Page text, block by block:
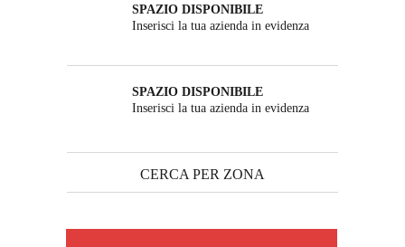
SPAZIO DISPONIBILE
Inserisci la tua azienda in evidenza
SPAZIO DISPONIBILE
Inserisci la tua azienda in evidenza
CERCA PER ZONA